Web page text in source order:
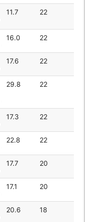
11.7 22
16.0 22
17.6 22
29.8 22
17.3 22
22.8 22
17.7 20
17.1 20
20.6 18